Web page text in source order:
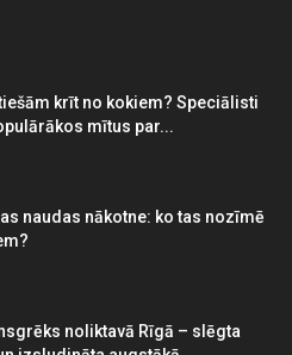
krīt no kokiem? Speciālisti
mītus par...
naudas nākotne: ko tas nozīmē
noliktavā Rīgā – slēgta